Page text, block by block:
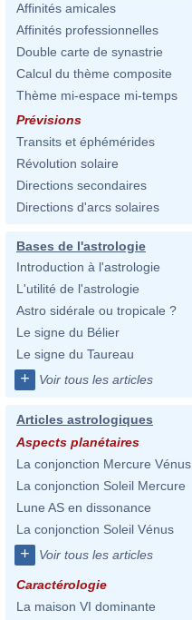
Affinités amicales
Affinités professionnelles
Double carte de synastrie
Calcul du thème composite
Thème mi-espace mi-temps
Prévisions
Transits et éphémérides
Révolution solaire
Directions secondaires
Directions d'arcs solaires
Bases de l'astrologie
Introduction à l'astrologie
L'utilité de l'astrologie
Astro sidérale ou tropicale ?
Le signe du Bélier
Le signe du Taureau
+ Voir tous les articles
Articles astrologiques
Aspects planétaires
La conjonction Mercure Vénus
La conjonction Soleil Mercure
Lune AS en dissonance
La conjonction Soleil Vénus
+ Voir tous les articles
Caractérologie
La maison VI dominante